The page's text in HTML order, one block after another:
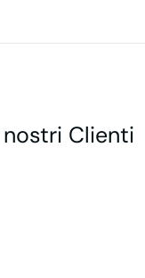
Clienti